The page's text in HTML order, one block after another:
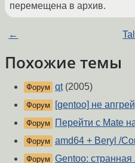
перемещена в архив.
←
Похожие темы
Форум qt(2005)
Форум [gentoo] не
Форум Перейти с Mate
Форум amd64 + Beryl /
Форум Gentoo: странная